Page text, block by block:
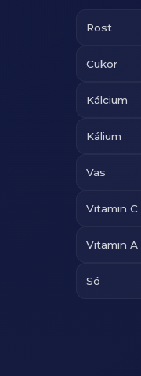
Rost
Cukor
Kálcium
Kálium
Vas
Vitamin C
Vitamin A
Só